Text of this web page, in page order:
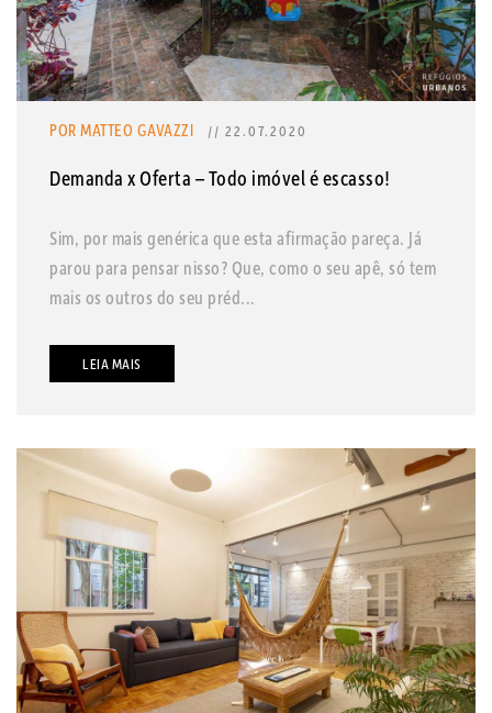
POR MATTEO GAVAZZI // 22.07.2020
Demanda x Oferta – Todo imóvel é escasso!
Sim, por mais genérica que esta afirmação pareça. Já
parou para pensar nisso? Que, como o seu apê, só tem
mais os outros do seu préd...
LEIA MAIS